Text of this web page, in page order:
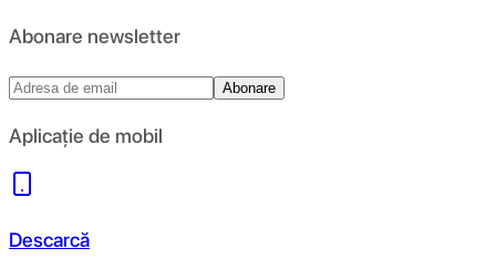
Abonare newsletter
Abonare
Aplicație de mobil
Descarcă